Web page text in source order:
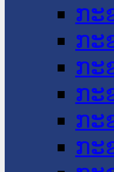
ກະ
ກະ
ກະ
ກະ
ກະ
ກະ